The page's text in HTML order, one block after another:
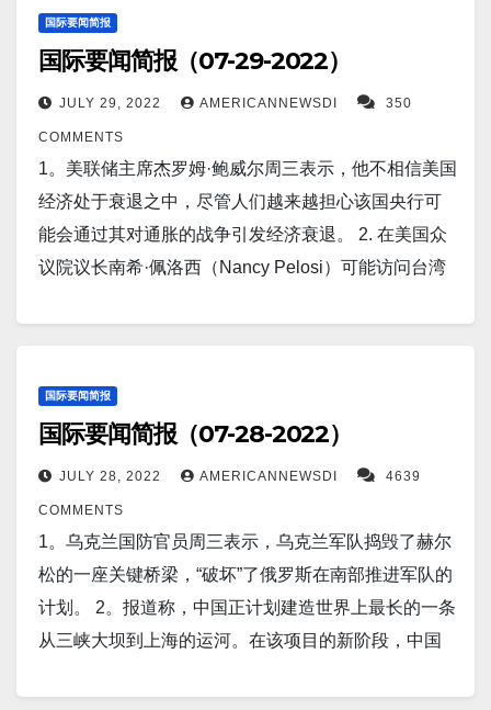
将“等同于宣战”， 6。华盛顿（美联社）——白宫周五
表示，如果众议院议长南希·佩洛西（Nancy Pelosi）
国没有理由“发生冲突”，这突显了围绕她的旅行的国际
紧张局势。 7。美国空军计划将取得技术突破。该计划
被称为WarTech，这是一项空军研究实验室计划，旨在
将作战人员与技术人员、创新者和武器开发人员整合
起来，以优化平台开发。 8。在南希佩洛西可能访问台
湾之际，一艘美国航空母舰及其战斗群正驶入台湾周
由立法会议员和前国防部长石破茂率领的代表团表
示，希望与台湾就国防问题达成协议，为该地区可能
发生的任何冲突做好准备，同时也寻求防止冲突爆
发。 10。台湾表示，其军队周四向一架疑似中国无人
机发射警告信号弹，该无人机在台湾控制的东银岛飞
过。据路透社报道，中华民国国防部表示，一架无人
机曾两次“掠过”东银上空的空域。 东银岛是中国福建省
沿海的马祖群岛的一部分，自 1949 年以来一直由台湾
线。 4。路透北京7月27日 - 中国国家主席习近平本周
对高层领导人表示，未来五年中国必须着力解决“发展
不平衡、不充分”问题，表示他希望延续过去五年采取
积电（TSMC）遇到了一个问题，影响了其名
为 18A 的工厂，该工厂生产基于该公司最尖端技术的
芯片。 这家位于台湾南柯市的晶圆厂电压降幅高
达 90%。 有人猜测，停电可能会迫使台积电暂时停止
香港，7 月 29 日（路透社）——中国恒大集团
资产包，其中可能包括其两家海外上市业务的股份，
重组离岸债务。 7。东京（美联社）——日本和印度尼
系，以及在亚洲群岛国家之间在气候变化、能源和投
资方面的合作。 8。首尔，7 月 28 日（路透社）——
韩国有史以来最大的武器交易将使其成为自乌克兰战
争开始以来涌入欧洲的主要武器供应商，其向北约成
员国波兰出售的武器涉及 1,600 多辆坦克和榴弹炮，
以及近 50 架喷气战斗机。 9。摩根大通的全球市场策
国际要闻简报
国际要闻简报（07-29-2022）
JULY 29, 2022 AMERICANNEWSDI 350
COMMENTS
1。美联储主席杰罗姆·鲍威尔周三表示，他不相信美国
经济处于衰退之中，尽管人们越来越担心该国央行可
能会通过其对通胀的战争引发经济衰退。 2. 在美国众
议院议长南希·佩洛西（Nancy Pelosi）可能访问台湾
一消息，但表示这是一次计划内的行程。 3。在两个世
界大国之间的关系日趋紧张之际，拜登总统周四上午
与中国国家主席习近平进行了两个多小时的通话。白
第五次通话，于美国东部时间上午 8 点 33 分开始。
4。据朝鲜朝中社周四报道，朝鲜领导人金正恩本周警
告称，他的国家愿意对美国和韩国使用其核武器的“绝
对力量”。 5。芝加哥大学普利兹克分子工程学
害，将白细胞介素 12 修饰成一种新的“蒙面”形式，其
国际要闻简报
国际要闻简报（07-28-2022）
JULY 28, 2022 AMERICANNEWSDI 4639
COMMENTS
1。乌克兰国防官员周三表示，乌克兰军队捣毁了赫尔
松的一座关键桥梁，“破坏”了俄罗斯在南部推进军队的
计划。 2。报道称，中国正计划建造世界上最长的一条
从三峡大坝到上海的运河。在该项目的新阶段，中国